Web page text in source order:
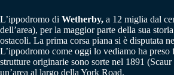
L’ippodromo di Wetherby, a 12 miglia dal
dell’area), per la maggior parte della sua
ostacoli. La prima corsa piana si è disputata
L’ippodromo come oggi lo vediamo ha preso
strutture originarie sono sorte nel 1891
un’area al largo della York Road.